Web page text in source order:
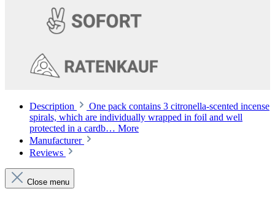
Description
One pack contains 3 citronella-scented incense
spirals, which are individually wrapped in foil and well
protected in a cardb… More
Manufacturer
Reviews
Close menu